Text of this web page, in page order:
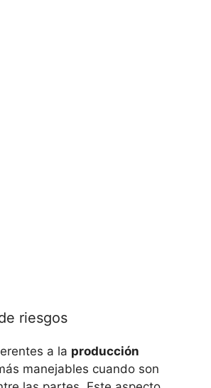
riesgos
a la producción
manejables cuando son